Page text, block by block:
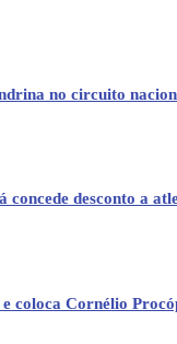
no circuito
desconto a
coloca Cornélio